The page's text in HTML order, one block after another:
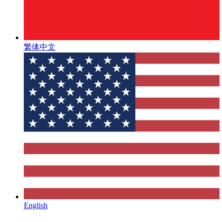
繁体中文
English